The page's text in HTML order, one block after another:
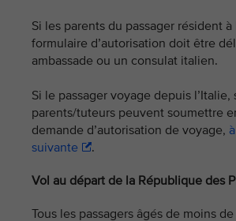
Si les parents du passager résident à
formulaire d’autorisation doit être
ambassade ou un consulat italien.
Si le passager voyage depuis l’Italie,
parents/tuteurs peuvent soumettre
demande d’autorisation de voyage,
suivante
.
Vol au départ de la République des
Tous les passagers âgés de moins de